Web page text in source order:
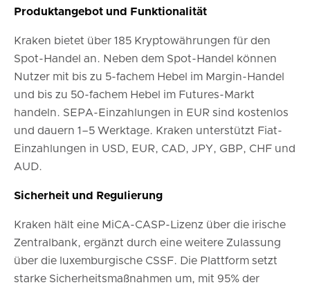
Produktangebot und Funktionalität
Kraken bietet über 185 Kryptowährungen für den
Spot-Handel an. Neben dem Spot-Handel können
Nutzer mit bis zu 5-fachem Hebel im Margin-Handel
und bis zu 50-fachem Hebel im Futures-Markt
handeln. SEPA-Einzahlungen in EUR sind kostenlos
und dauern 1–5 Werktage. Kraken unterstützt Fiat-
Einzahlungen in USD, EUR, CAD, JPY, GBP, CHF und
AUD.
Sicherheit und Regulierung
Kraken hält eine MiCA-CASP-Lizenz über die irische
Zentralbank, ergänzt durch eine weitere Zulassung
über die luxemburgische CSSF. Die Plattform setzt
starke Sicherheitsmaßnahmen um, mit 95% der